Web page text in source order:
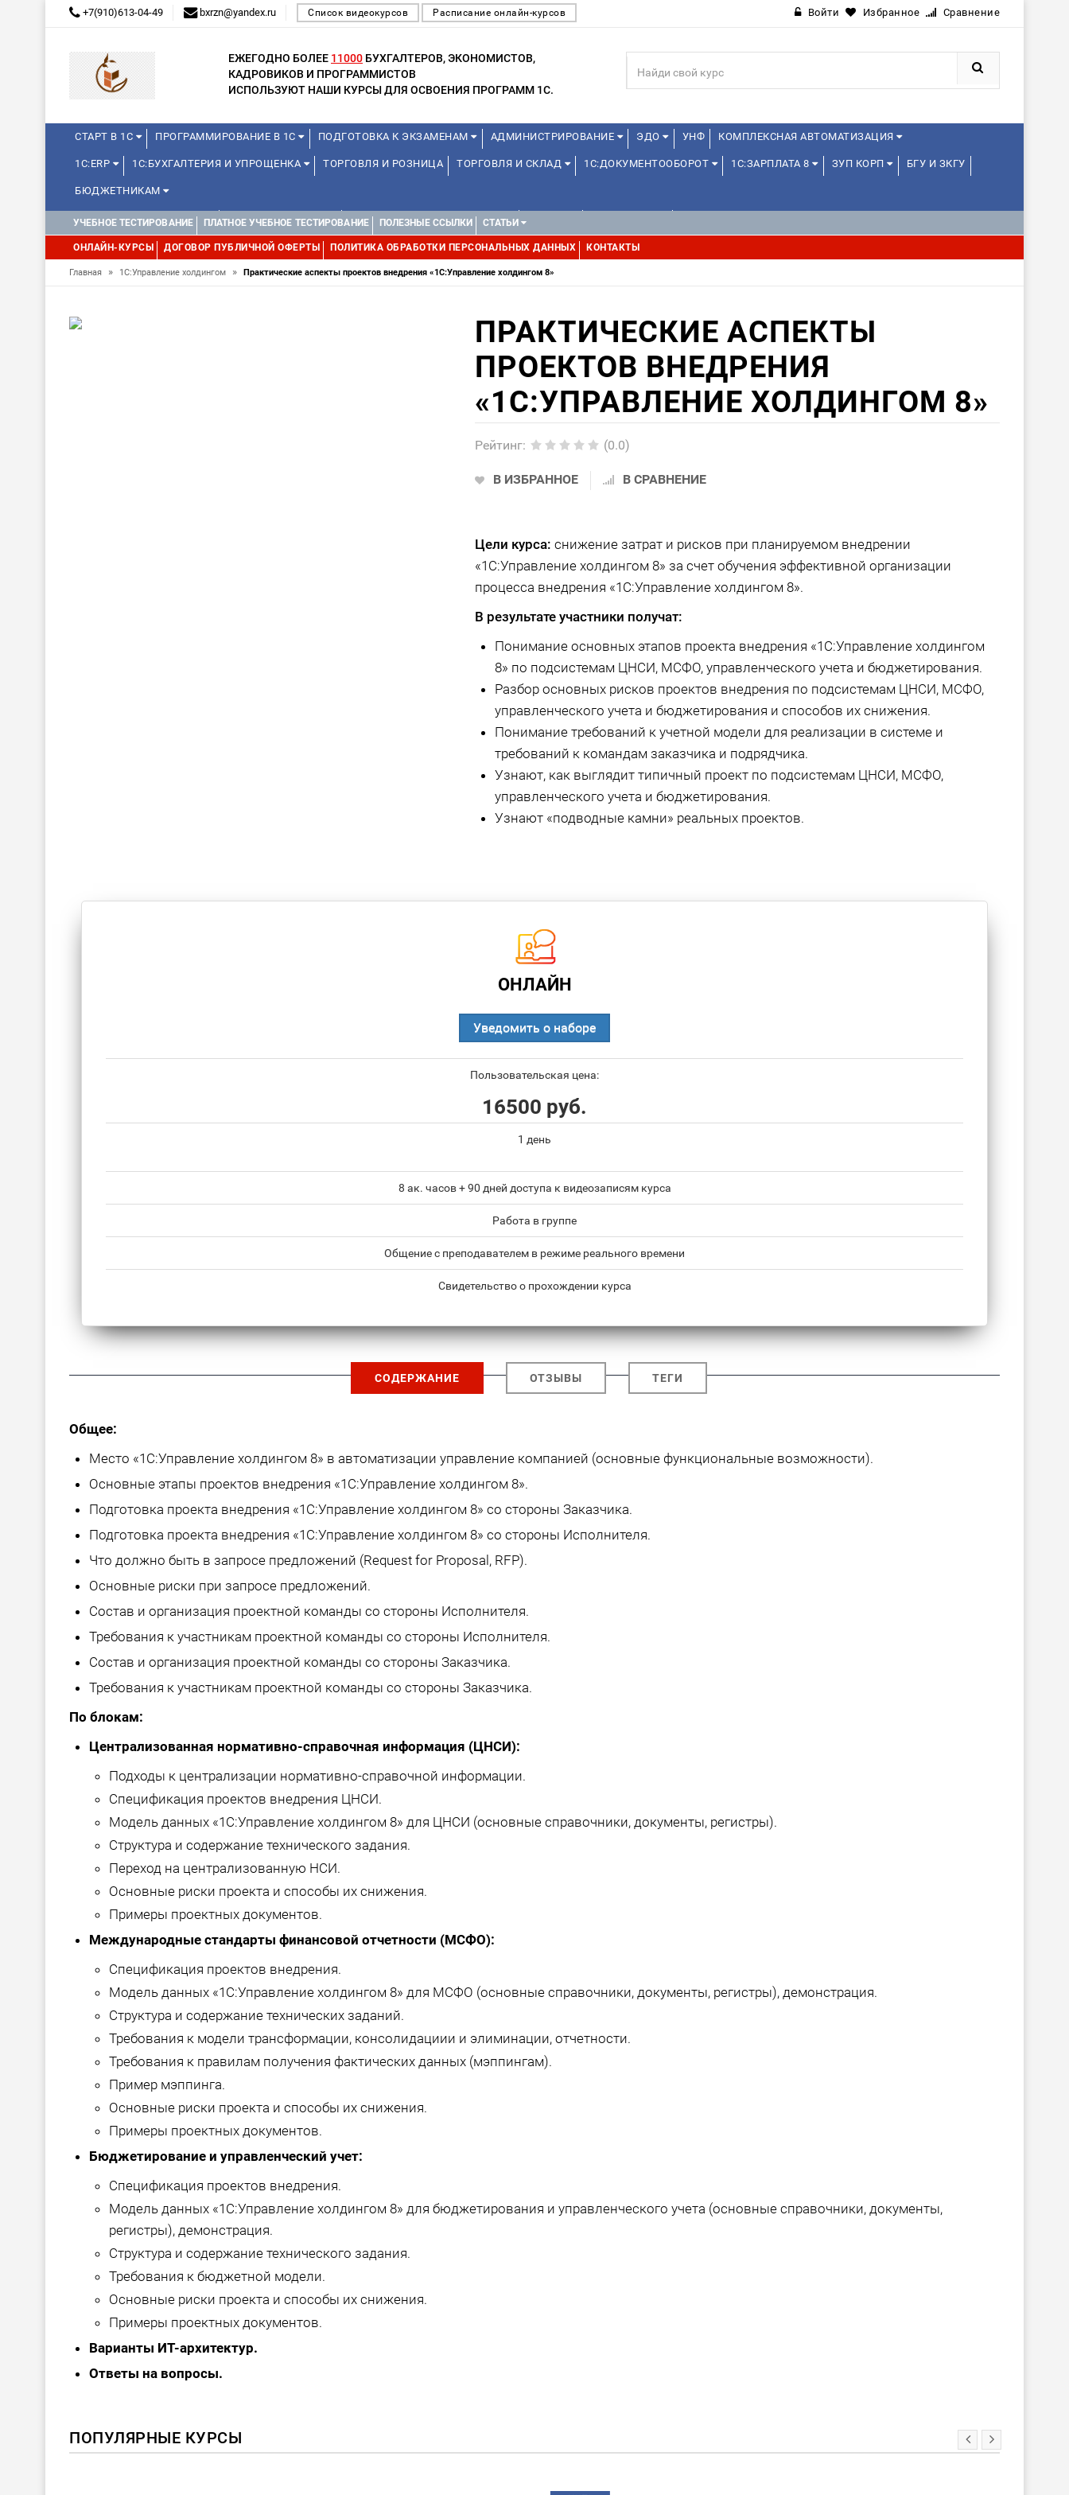
+7(910)613-04-49 bxrzn@yandex.ru Список видеокурсов Расписание онлайн-курсов Войти Избранное Сравнение
ЕЖЕГОДНО БОЛЕЕ 11000 БУХГАЛТЕРОВ, ЭКОНОМИСТОВ,
КАДРОВИКОВ И ПРОГРАММИСТОВ
ИСПОЛЬЗУЮТ НАШИ КУРСЫ ДЛЯ ОСВОЕНИЯ ПРОГРАММ 1С.
СТАРТ В 1С ПРОГРАММИРОВАНИЕ В 1С ПОДГОТОВКА К ЭКЗАМЕНАМ АДМИНИСТРИРОВАНИЕ ЭДО УНФ КОМПЛЕКСНАЯ АВТОМАТИЗАЦИЯ
1С:ERP 1С:БУХГАЛТЕРИЯ И УПРОЩЕНКА ТОРГОВЛЯ И РОЗНИЦА ТОРГОВЛЯ И СКЛАД 1С:ДОКУМЕНТООБОРОТ 1С:ЗАРПЛАТА 8 ЗУП КОРП БГУ И ЗКГУ
БЮДЖЕТНИКАМ
КУРСЫ ДЛЯ ШКОЛЬНИКОВ ДЛЯ ШКОЛЬНИКОВ 1С:УПРАВЛЕНИЕ ХОЛДИНГОМ
УЧЕБНОЕ ТЕСТИРОВАНИЕ ПЛАТНОЕ УЧЕБНОЕ ТЕСТИРОВАНИЕ ПОЛЕЗНЫЕ ССЫЛКИ СТАТЬИ
ОНЛАЙН-КУРСЫ ДОГОВОР ПУБЛИЧНОЙ ОФЕРТЫ ПОЛИТИКА ОБРАБОТКИ ПЕРСОНАЛЬНЫХ ДАННЫХ КОНТАКТЫ
Главная » 1С:Управление холдингом » Практические аспекты проектов внедрения «1С:Управление холдингом 8»
ПРАКТИЧЕСКИЕ АСПЕКТЫ
ПРОЕКТОВ ВНЕДРЕНИЯ
«1С:УПРАВЛЕНИЕ ХОЛДИНГОМ 8»
Рейтинг: (0.0)
В ИЗБРАННОЕ В СРАВНЕНИЕ
Цели курса: снижение затрат и рисков при планируемом внедрении
«1С:Управление холдингом 8» за счет обучения эффективной организации
процесса внедрения «1С:Управление холдингом 8».
В результате участники получат:
Понимание основных этапов проекта внедрения «1С:Управление холдингом
8» по подсистемам ЦНСИ, МСФО, управленческого учета и бюджетирования.
Разбор основных рисков проектов внедрения по подсистемам ЦНСИ, МСФО,
управленческого учета и бюджетирования и способов их снижения.
Понимание требований к учетной модели для реализации в системе и
требований к командам заказчика и подрядчика.
Узнают, как выглядит типичный проект по подсистемам ЦНСИ, МСФО,
управленческого учета и бюджетирования.
Узнают «подводные камни» реальных проектов.
ОНЛАЙН
Уведомить о наборе
Пользовательская цена:
16500 руб.
1 день
8 ак. часов + 90 дней доступа к видеозаписям курса
Работа в группе
Общение с преподавателем в режиме реального времени
Свидетельство о прохождении курса
СОДЕРЖАНИЕ ОТЗЫВЫ ТЕГИ
Общее:
Место «1С:Управление холдингом 8» в автоматизации управление компанией (основные функциональные возможности).
Основные этапы проектов внедрения «1С:Управление холдингом 8».
Подготовка проекта внедрения «1С:Управление холдингом 8» со стороны Заказчика.
Подготовка проекта внедрения «1С:Управление холдингом 8» со стороны Исполнителя.
Что должно быть в запросе предложений (Request for Proposal, RFP).
Основные риски при запросе предложений.
Состав и организация проектной команды со стороны Исполнителя.
Требования к участникам проектной команды со стороны Исполнителя.
Состав и организация проектной команды со стороны Заказчика.
Требования к участникам проектной команды со стороны Заказчика.
По блокам:
Централизованная нормативно-справочная информация (ЦНСИ):
Подходы к централизации нормативно-справочной информации.
Спецификация проектов внедрения ЦНСИ.
Модель данных «1С:Управление холдингом 8» для ЦНСИ (основные справочники, документы, регистры).
Структура и содержание технического задания.
Переход на централизованную НСИ.
Основные риски проекта и способы их снижения.
Примеры проектных документов.
Международные стандарты финансовой отчетности (МСФО):
Спецификация проектов внедрения.
Модель данных «1С:Управление холдингом 8» для МСФО (основные справочники, документы, регистры), демонстрация.
Структура и содержание технических заданий.
Требования к модели трансформации, консолидациии и элиминации, отчетности.
Требования к правилам получения фактических данных (мэппингам).
Пример мэппинга.
Основные риски проекта и способы их снижения.
Примеры проектных документов.
Бюджетирование и управленческий учет:
Спецификация проектов внедрения.
Модель данных «1С:Управление холдингом 8» для бюджетирования и управленческого учета (основные справочники, документы,
регистры), демонстрация.
Структура и содержание технического задания.
Требования к бюджетной модели.
Основные риски проекта и способы их снижения.
Примеры проектных документов.
Варианты ИТ-архитектур.
Ответы на вопросы.
ПОПУЛЯРНЫЕ КУРСЫ